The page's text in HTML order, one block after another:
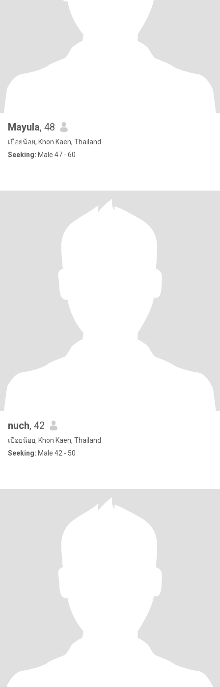
Mayula, 48
เปือยน้อย, Khon Kaen, Thailand
Seeking: Male 47 - 60
nuch, 42
เปือยน้อย, Khon Kaen, Thailand
Seeking: Male 42 - 50